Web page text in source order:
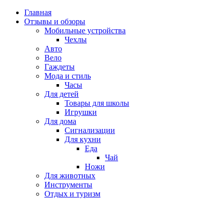
Главная
Отзывы и обзоры
Мобильные устройства
Чехлы
Авто
Вело
Гаждеты
Мода и стиль
Часы
Для детей
Товары для школы
Игрушки
Для дома
Сигнализации
Для кухни
Еда
Чай
Ножи
Для животных
Инструменты
Отдых и туризм